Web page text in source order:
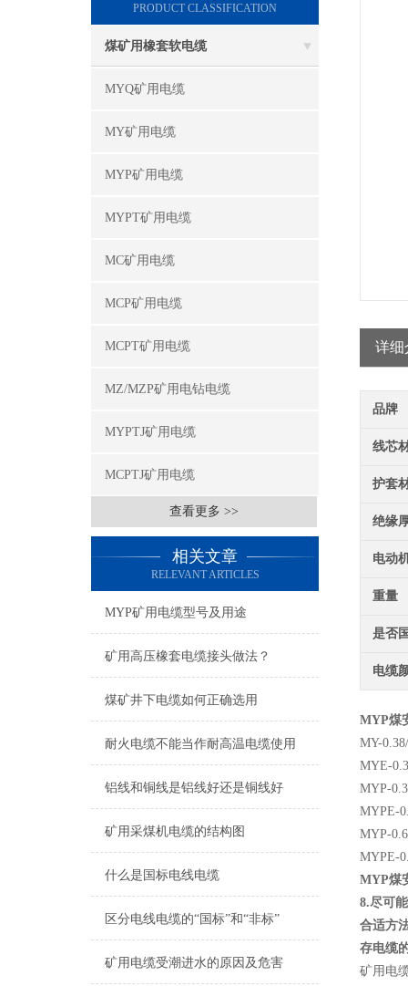
PRODUCT CLASSIFICATION
煤矿用橡套软电缆
MYQ矿用电缆
MY矿用电缆
MYP矿用电缆
MYPT矿用电缆
MC矿用电缆
MCP矿用电缆
MCPT矿用电缆
MZ/MZP矿用电钻电缆
MYPTJ矿用电缆
MCPTJ矿用电缆
查看更多 >>
相关文章
RELEVANT ARTICLES
MYP矿用电缆型号及用途
矿用高压橡套电缆接头做法？
煤矿井下电缆如何正确选用
耐火电缆不能当作耐高温电缆使用
铝线和铜线是铝线好还是铜线好
矿用采煤机电缆的结构图
什么是国标电线电缆
区分电线电缆的“国标”和“非标”
矿用电缆受潮进水的原因及危害
详细
品牌
线芯
护套
绝缘
电动
重量
是否
电缆
MYP煤
MY-
MYE-
MYP-
MYPE-
MYP-
MYPE-
MYP煤
8.尽可
合适方
存电缆
矿用电